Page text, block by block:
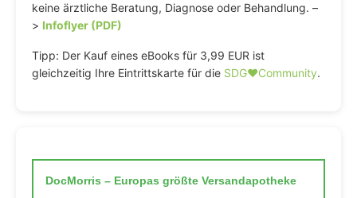
keine ärztliche Beratung, Diagnose oder Behandlung. –
> Infoflyer (PDF)
Tipp: Der Kauf eines eBooks für 3,99 EUR ist
gleichzeitig Ihre Eintrittskarte für die SDG♥️Community.
DocMorris – Europas größte Versandapotheke